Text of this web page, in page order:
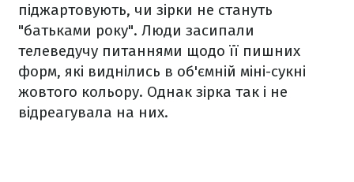
піджартовують, чи зірки не стануть
"батьками року". Люди засипали
телеведучу питаннями щодо її пишних
форм, які виднілись в об'ємній міні-сукні
жовтого кольору. Однак зірка так і не
відреагувала на них.